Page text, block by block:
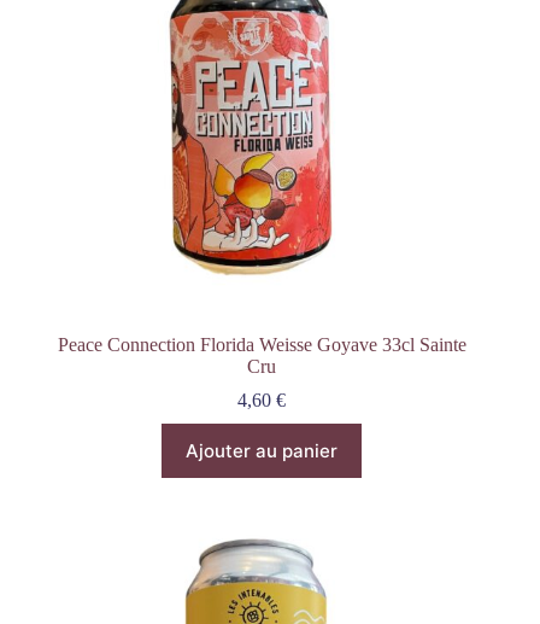
Peace Connection Florida Weisse Goyave 33cl Sainte
Cru
4,60€
Ajouter au panier